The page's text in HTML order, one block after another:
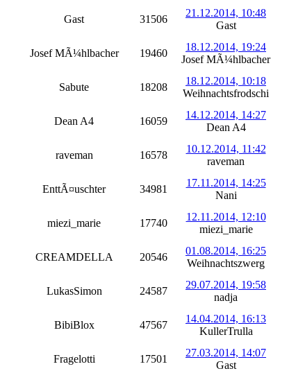
Gast 31506
21.12.2014, 10:48
Gast
Josef MÃ¼hlbacher 19460
18.12.2014, 19:24
Josef MÃ¼hlbacher
Sabute 18208
18.12.2014, 10:18
Weihnachtsfrodschi
Dean A4 16059
14.12.2014, 14:27
Dean A4
raveman 16578
10.12.2014, 11:42
raveman
EnttÃ¤uschter 34981
17.11.2014, 14:25
Nani
miezi_marie 17740
12.11.2014, 12:10
miezi_marie
CREAMDELLA 20546
01.08.2014, 16:25
Weihnachtszwerg
LukasSimon 24587
29.07.2014, 19:58
nadja
BibiBlox 47567
14.04.2014, 16:13
KullerTrulla
Fragelotti 17501
27.03.2014, 14:07
Gast